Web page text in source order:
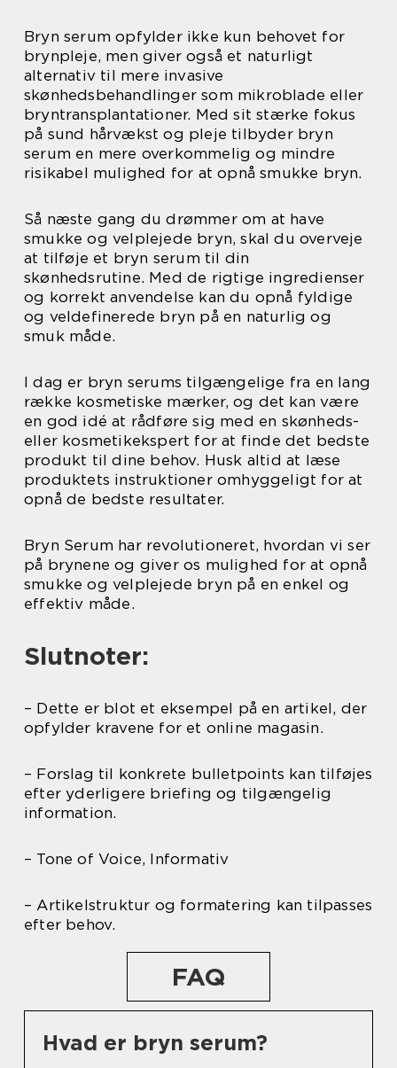
Bryn serum opfylder ikke kun behovet for
brynpleje, men giver også et naturligt
alternativ til mere invasive
skønhedsbehandlinger som mikroblade eller
bryntransplantationer. Med sit stærke fokus
på sund hårvækst og pleje tilbyder bryn
serum en mere overkommelig og mindre
risikabel mulighed for at opnå smukke bryn.
Så næste gang du drømmer om at have
smukke og velplejede bryn, skal du overveje
at tilføje et bryn serum til din
skønhedsrutine. Med de rigtige ingredienser
og korrekt anvendelse kan du opnå fyldige
og veldefinerede bryn på en naturlig og
smuk måde.
I dag er bryn serums tilgængelige fra en lang
række kosmetiske mærker, og det kan være
en god idé at rådføre sig med en skønheds-
eller kosmetikekspert for at finde det bedste
produkt til dine behov. Husk altid at læse
produktets instruktioner omhyggeligt for at
opnå de bedste resultater.
Bryn Serum har revolutioneret, hvordan vi ser
på brynene og giver os mulighed for at opnå
smukke og velplejede bryn på en enkel og
effektiv måde.
Slutnoter:
– Dette er blot et eksempel på en artikel, der
opfylder kravene for et online magasin.
– Forslag til konkrete bulletpoints kan tilføjes
efter yderligere briefing og tilgængelig
information.
– Tone of Voice, Informativ
– Artikelstruktur og formatering kan tilpasses
efter behov.
FAQ
Hvad er bryn serum?